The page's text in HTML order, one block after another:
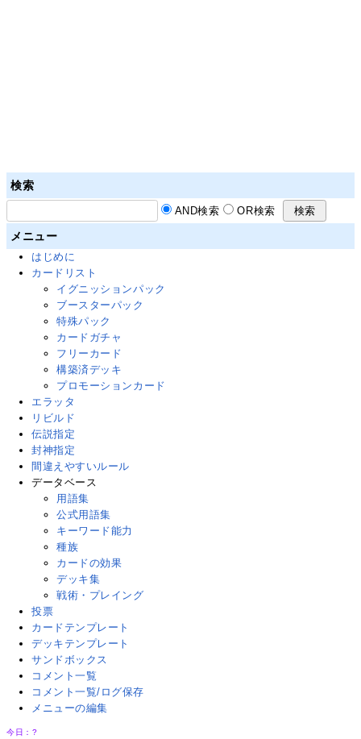
検索
AND検索 OR検索
メニュー
はじめに
カードリスト
イグニッションパック
ブースターパック
特殊パック
カードガチャ
フリーカード
構築済デッキ
プロモーションカード
エラッタ
リビルド
伝説指定
封神指定
間違えやすいルール
データベース
用語集
公式用語集
キーワード能力
種族
カードの効果
デッキ集
戦術・プレイング
投票
カードテンプレート
デッキテンプレート
サンドボックス
コメント一覧
コメント一覧/ログ保存
メニューの編集
今日： ?